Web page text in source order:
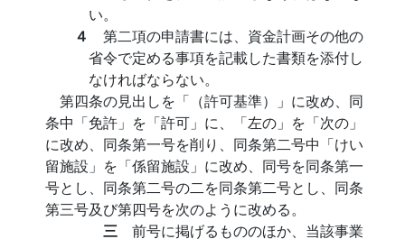
い。
４ 第二項の申請書には、資金計画その他の
省令で定める事項を記載した書類を添付し
なければならない。
第四条の見出しを「（許可基準）」に改め、同
条中「免許」を「許可」に、「左の」を「次の」
に改め、同条第一号を削り、同条第二号中「けい
留施設」を「係留施設」に改め、同号を同条第一
号とし、同条第二号の二を同条第二号とし、同条
第三号及び第四号を次のように改める。
三 前号に掲げるもののほか、当該事業